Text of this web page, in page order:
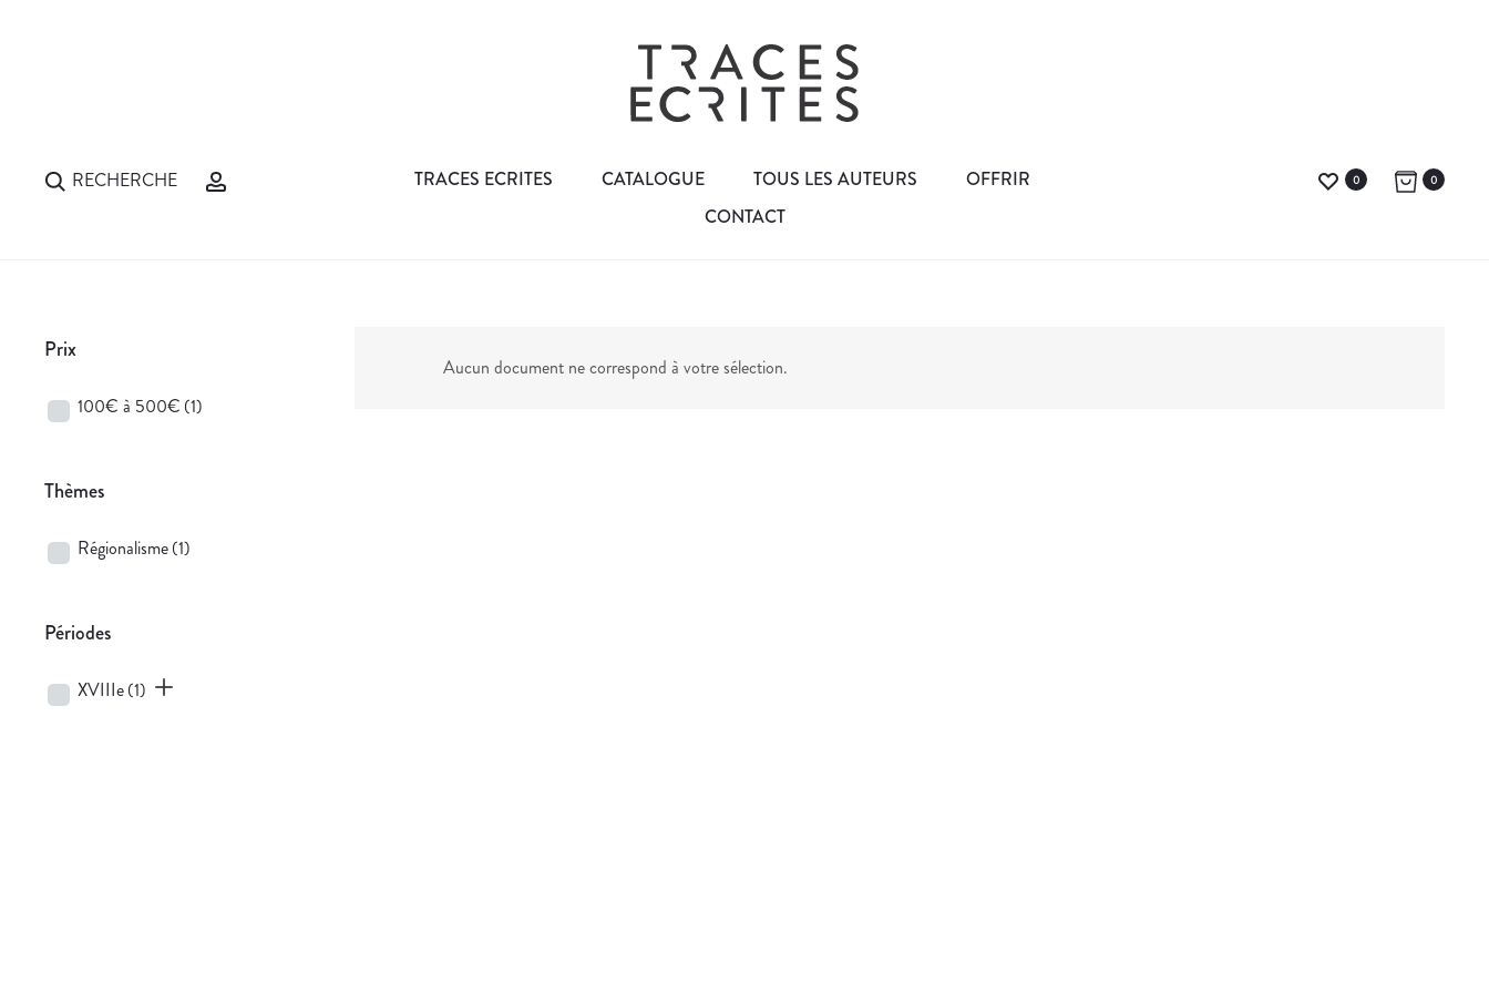
RECHERCHE TRACES ECRITES CATALOGUE TOUS LES AUTEURS
OFFRIR
CONTACT
0 0
Aucun document ne correspond à votre sélection.
Prix
100€ à 500€ (1)
Thèmes
Régionalisme(1)
Périodes
XVIIIe(1)